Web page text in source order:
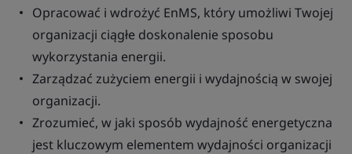
Opracować i wdrożyć EnMS, który umożliwi Twojej
organizacji ciągłe doskonalenie sposobu
wykorzystania energii.
Zarządzać zużyciem energii i wydajnością w swojej
organizacji.
Zrozumieć, w jaki sposób wydajność energetyczna
jest kluczowym elementem wydajności organizacji